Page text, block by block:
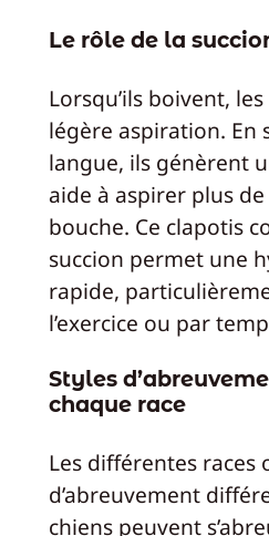
Le rôle de la
Lorsqu’ils boivent,
légère aspiration. En
langue, ils génèrent
aide à aspirer plus
bouche. Ce clapotis
succion permet une
rapide,
l’exercice ou par
Styles
chaque race
Les différentes races
d’abreuvement
chiens peuvent